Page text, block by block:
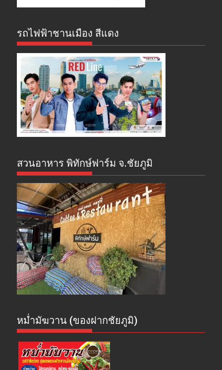
รถไฟฟ้าชานเมือง สีแดง
สวนอาหาร พิทักษ์ฟาร์ม จ.ชัยภูมิ
หม่ำมัฆวาน (ของฝากชัยภูมิ)